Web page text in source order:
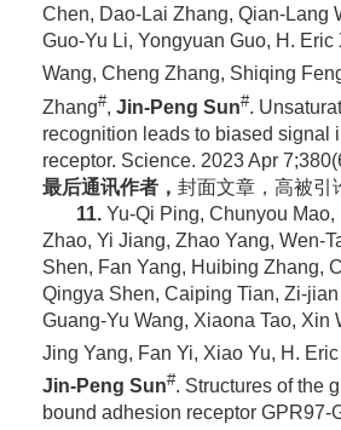
Chen, Dao-Lai Zhang, Qian-Lang
Guo-Yu Li, Yongyuan Guo, H. Eric
Wang, Cheng Zhang, Shiqing
Zhang#, Jin-Peng Sun#.
recognition leads to biased signal
receptor. Science. 2023 Apr
最后通讯作者， 封面文章，高被引
11. Yu-Qi Ping, Chunyou
Zhao, Yi Jiang, Zhao Yang, Wen-
Shen, Fan Yang, Huibing Zhang,
Qingya Shen, Caiping Tian, Zi-
Guang-Yu Wang, Xiaona Tao, Xin
Jing Yang, Fan Yi, Xiao Yu, H.
Jin-Peng Sun#. Structures of the
bound adhesion receptor GPR97-